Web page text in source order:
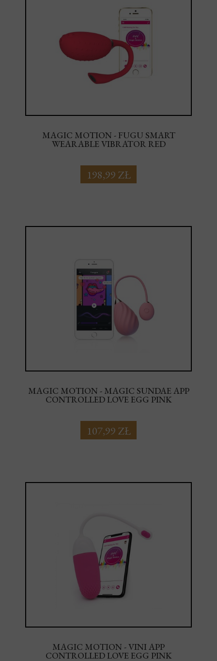
MAGIC MOTION - FUGU SMART
WEARABLE VIBRATOR RED
198,99 ZŁ
MAGIC MOTION - MAGIC SUNDAE APP
CONTROLLED LOVE EGG PINK
107,99 ZŁ
MAGIC MOTION - VINI APP
CONTROLLED LOVE EGG PINK